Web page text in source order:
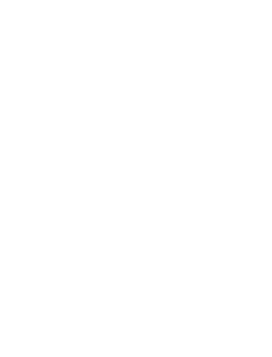
من العقوبات ضد روسيا
الذي نعرفه حتى الآن؟
عسكرية لأوكرانيا